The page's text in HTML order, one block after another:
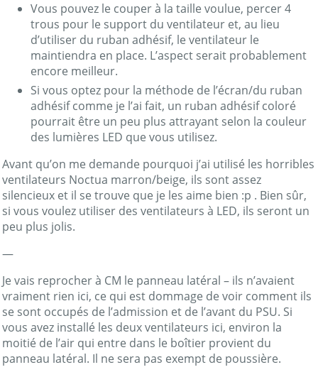
Vous pouvez le couper à la taille voulue, percer 4
trous pour le support du ventilateur et, au lieu
d’utiliser du ruban adhésif, le ventilateur le
maintiendra en place. L’aspect serait probablement
encore meilleur.
Si vous optez pour la méthode de l’écran/du ruban
adhésif comme je l’ai fait, un ruban adhésif coloré
pourrait être un peu plus attrayant selon la couleur
des lumières LED que vous utilisez.
Avant qu’on me demande pourquoi j’ai utilisé les horribles
ventilateurs Noctua marron/beige, ils sont assez
silencieux et il se trouve que je les aime bien :p . Bien sûr,
si vous voulez utiliser des ventilateurs à LED, ils seront un
peu plus jolis.
—
Je vais reprocher à CM le panneau latéral – ils n’avaient
vraiment rien ici, ce qui est dommage de voir comment ils
se sont occupés de l’admission et de l’avant du PSU. Si
vous avez installé les deux ventilateurs ici, environ la
moitié de l’air qui entre dans le boîtier provient du
panneau latéral. Il ne sera pas exempt de poussière.